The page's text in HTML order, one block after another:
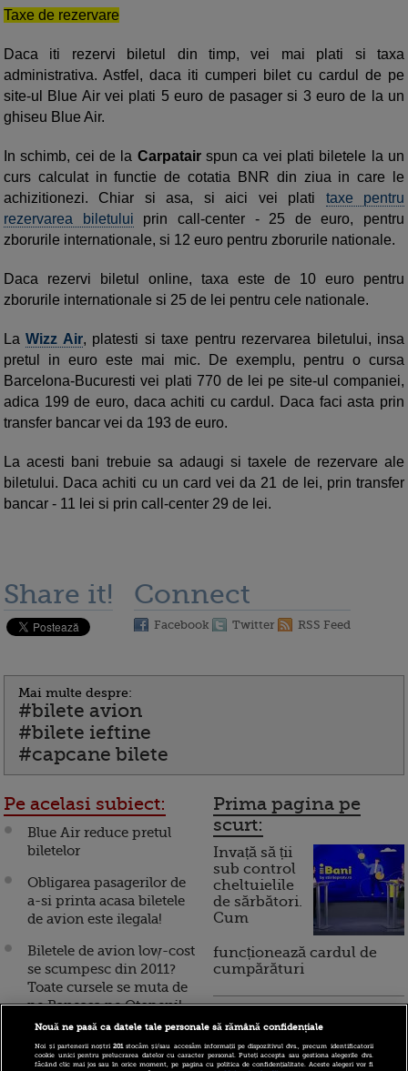
Taxe de rezervare
Daca iti rezervi biletul din timp, vei mai plati si taxa
administrativa. Astfel, daca iti cumperi bilet cu cardul de pe
site-ul Blue Air vei plati 5 euro de pasager si 3 euro de la un
ghiseu Blue Air.
In schimb, cei de la Carpatairspun ca vei plati biletele la un
curs calculat in functie de cotatia BNR din ziua in care le
achizitionezi. Chiar si asa, si aici vei plati taxe pentru
rezervarea biletului prin call-center - 25 de euro, pentru
zborurile internationale, si 12 euro pentru zborurile nationale.
Daca rezervi biletul online, taxa este de 10 euro pentru
zborurile internationale si 25 de lei pentru cele nationale.
LaWizz Air, platesti si taxe pentru rezervarea biletului, insa
pretul in euro este mai mic. De exemplu, pentru o cursa
Barcelona-Bucuresti vei plati 770 de lei pe site-ul companiei,
adica 199 de euro, daca achiti cu cardul. Daca faci asta prin
transfer bancar vei da 193 de euro.
La acesti bani trebuie sa adaugi si taxele de rezervare ale
biletului. Daca achiti cu un card vei da 21 de lei, prin transfer
bancar - 11 lei si prin call-center 29 de lei.
Share it! Connect
Facebook Twitter RSS Feed
Mai multe despre:
#bilete avion
#bilete ieftine
#capcane bilete
Pe acelasi subiect:
Blue Air reduce pretul
biletelor
Obligarea pasagerilor de
a-si printa acasa biletele
de avion este ilegala!
Biletele de avion low-cost
se scumpesc din 2011?
Toate cursele se muta de
pe Baneasa pe Otopeni!
VIDEO!
Cum poti sa iei bataie la
Prima pagina pe
scurt:
Invață să ții
sub control
cheltuielile
de sărbători.
Cum
funcționează cardul de
cumpărături
Incont , site-ul Știrile Pro
economice și educație
Nouă ne pasă ca datele tale personale să rămână confidențiale
Noi și partenerii noștri201stocăm și/sau accesăm informații pe dispozitivul dvs., precum identificatorii
cookie unici pentru prelucrarea datelor cu caracter personal. Puteți accepta sau gestiona alegerile dvs.
făcând clic mai jos sau în orice moment, pe pagina cu politica de confidențialitate. Aceste alegeri vor fi